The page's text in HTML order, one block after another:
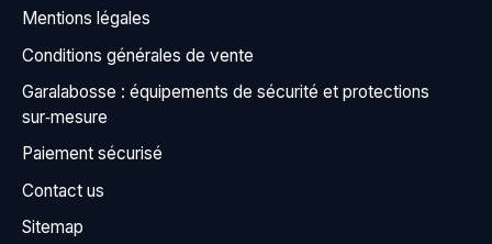
Mentions légales
Conditions générales de vente
Garalabosse : équipements de sécurité et protections
sur‑mesure
Paiement sécurisé
Contact us
Sitemap